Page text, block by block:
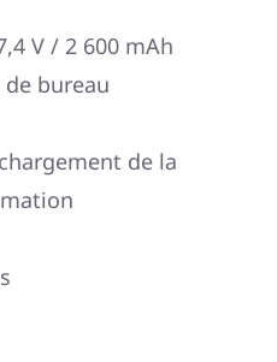
V / 2 600 mAh
bureau
de la